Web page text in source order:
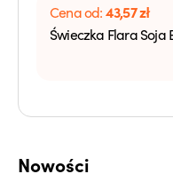
Cena od:43,57zł
Świeczka Flara Soja
Nowości